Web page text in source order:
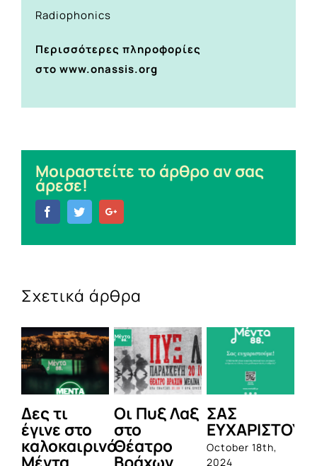
Radiophonics
Περισσότερες πληροφορίες
στο www.onassis.org
Μοιραστείτε το άρθρο αν σας
άρεσε!
FacebookTwitter
Σχετικά άρθρα
τι
στο
Οι Πυξ Λαξ
στο
Θέατρο
ΣΑΣ
ΕΥΧΑΡΙΣΤΟΥΜΕ!
October 18th,
1η